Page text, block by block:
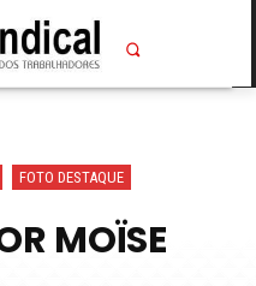
FOTO DESTAQUE
MOÏSE